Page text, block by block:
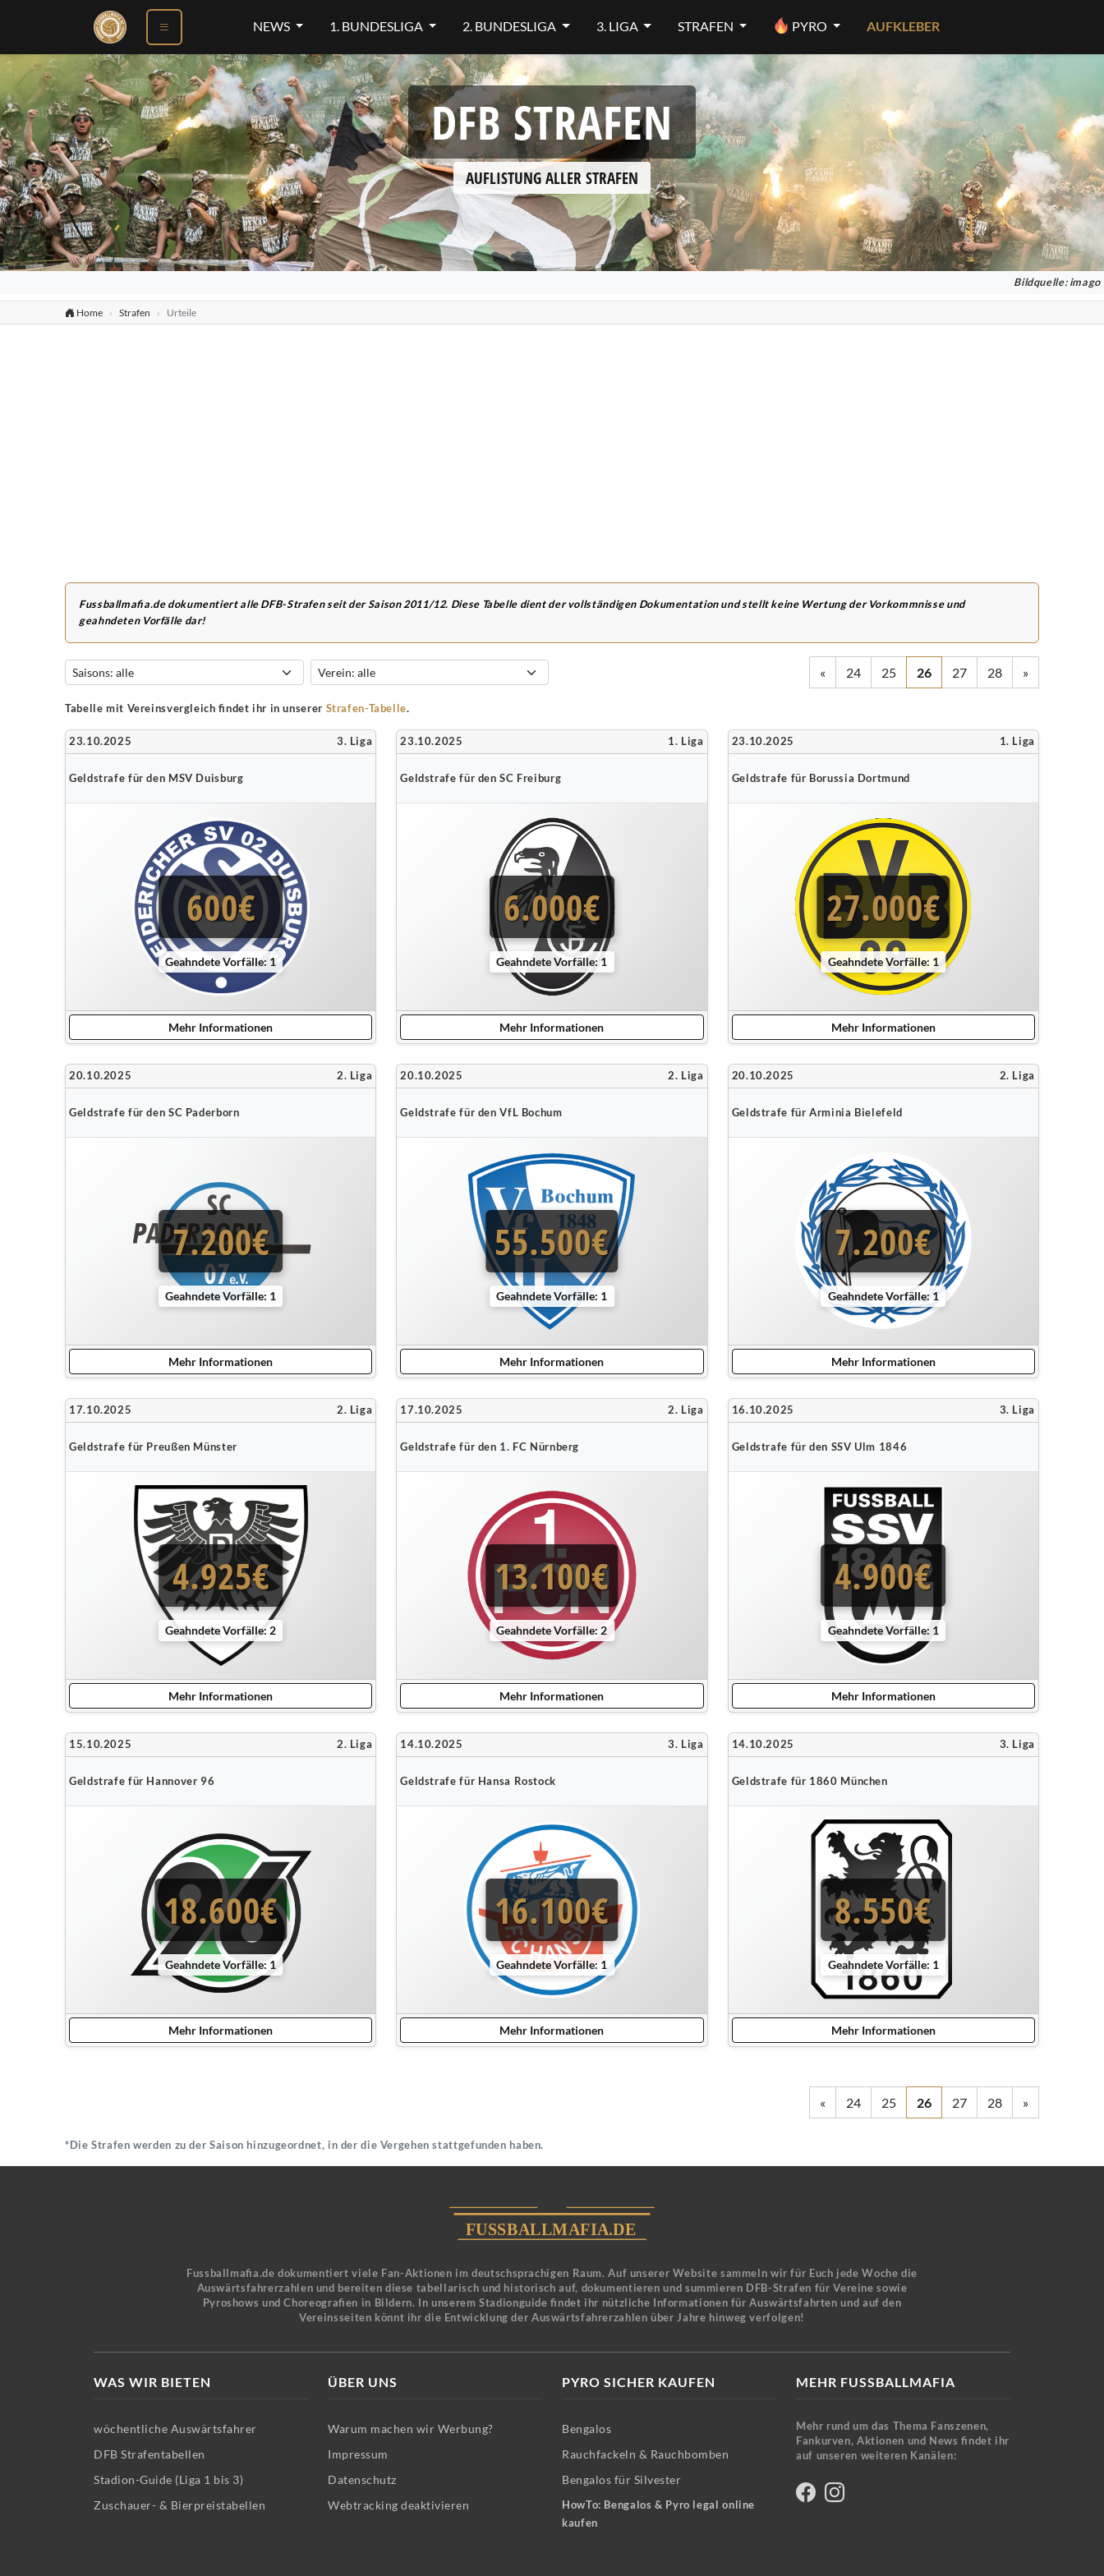
NEWS 1. BUNDESLIGA 2. BUNDESLIGA 3. LIGA STRAFEN PYRO AUFKLEBER
DFB STRAFEN
AUFLISTUNG ALLER STRAFEN
Bildquelle: imago
Home Strafen Urteile
Fussballmafia.de dokumentiert alle DFB-Strafen seit der Saison 2011/12. Diese Tabelle dient der vollständigen Dokumentation und stellt keine Wertung der Vorkommnisse und
geahndeten Vorfälle dar!
« 24 25 26 27 28 »
Tabelle mit Vereinsvergleich findet ihr in unserer Strafen-Tabelle.
23.10.2025 3. Liga
Geldstrafe für den MSV Duisburg
600€
Geahndete Vorfälle: 1
Mehr Informationen
23.10.2025 1. Liga
Geldstrafe für den SC Freiburg
6.000€
Geahndete Vorfälle: 1
Mehr Informationen
23.10.2025 1. Liga
Geldstrafe für Borussia Dortmund
27.000€
Geahndete Vorfälle: 1
Mehr Informationen
20.10.2025 2. Liga
Geldstrafe für den SC Paderborn
7.200€
Geahndete Vorfälle: 1
Mehr Informationen
20.10.2025 2. Liga
Geldstrafe für den VfL Bochum
55.500€
Geahndete Vorfälle: 1
Mehr Informationen
20.10.2025 2. Liga
Geldstrafe für Arminia Bielefeld
7.200€
Geahndete Vorfälle: 1
Mehr Informationen
17.10.2025 2. Liga
Geldstrafe für Preußen Münster
4.925€
Geahndete Vorfälle: 2
Mehr Informationen
17.10.2025 2. Liga
Geldstrafe für den 1. FC Nürnberg
13.100€
Geahndete Vorfälle: 2
Mehr Informationen
16.10.2025 3. Liga
Geldstrafe für den SSV Ulm 1846
4.900€
Geahndete Vorfälle: 1
Mehr Informationen
15.10.2025 2. Liga
Geldstrafe für Hannover 96
18.600€
Geahndete Vorfälle: 1
Mehr Informationen
14.10.2025 3. Liga
Geldstrafe für Hansa Rostock
16.100€
Geahndete Vorfälle: 1
Mehr Informationen
14.10.2025 3. Liga
Geldstrafe für 1860 München
8.550€
Geahndete Vorfälle: 1
Mehr Informationen
« 24 25 26 27 28 »
*Die Strafen werden zu der Saison hinzugeordnet, in der die Vergehen stattgefunden haben.
Fussballmafia.de dokumentiert viele Fan-Aktionen im deutschsprachigen Raum. Auf unserer Website sammeln wir für Euch jede Woche die
Auswärtsfahrerzahlen und bereiten diese tabellarisch und historisch auf, dokumentieren und summieren DFB-Strafen für Vereine sowie
Pyroshows und Choreografien in Bildern. In unserem Stadionguide findet ihr nützliche Informationen für Auswärtsfahrten und auf den
Vereinsseiten könnt ihr die Entwicklung der Auswärtsfahrerzahlen über Jahre hinweg verfolgen!
WAS WIR BIETEN
wöchentliche Auswärtsfahrer
DFB Strafentabellen
Stadion-Guide (Liga 1 bis 3)
Zuschauer- & Bierpreistabellen
ÜBER UNS
Warum machen wir Werbung?
Impressum
Datenschutz
Webtracking deaktivieren
PYRO SICHER KAUFEN
Bengalos
Rauchfackeln & Rauchbomben
Bengalos für Silvester
HowTo: Bengalos & Pyro legal online
kaufen
MEHR FUSSBALLMAFIA
Mehr rund um das Thema Fanszenen,
Fankurven, Aktionen und News findet ihr
auf unseren weiteren Kanälen: